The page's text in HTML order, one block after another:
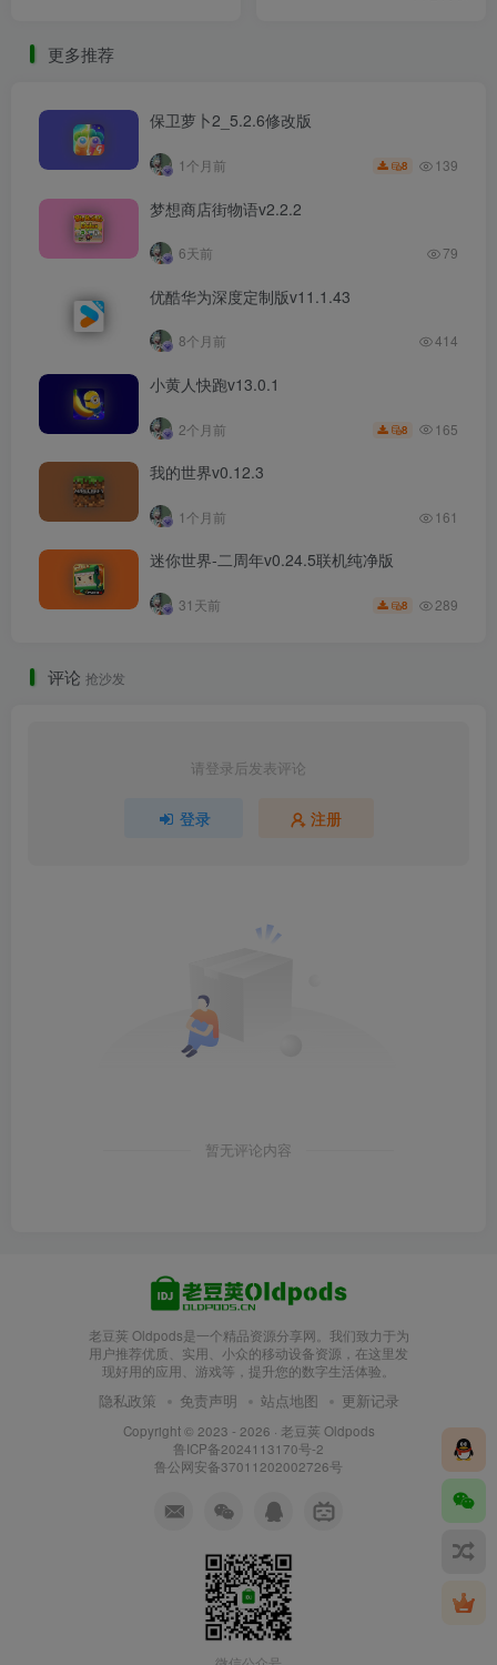
更多推荐
保卫萝卜2_5.2.6修改版
1个月前 8 139
梦想商店街物语v2.2.2
6天前 79
优酷华为深度定制版v11.1.43
8个月前 414
小黄人快跑v13.0.1
2个月前 8 165
我的世界v0.12.3
1个月前 161
迷你世界-二周年v0.24.5联机纯净版
31天前 8 289
评论 抢沙发
请登录后发表评论
登录 注册
暂无评论内容
老豆荚 Oldpods是一个精品资源分享网。我们致力于为
用户推荐优质、实用、小众的移动设备资源，在这里发
现好用的应用、游戏等，提升您的数字生活体验。
隐私政策 免责声明 站点地图 更新记录
Copyright © 2023 - 2026 · 老豆荚 Oldpods
鲁ICP备2024113170号-2
鲁公网安备37011202002726号